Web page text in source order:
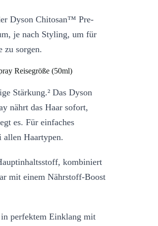
Dyson Chitosan™ Pre-
je nach Styling, um für
zu sorgen.
Reisegröße (50ml)
Stärkung.² Das Dyson
nährt das Haar sofort,
es. Für einfaches
allen Haartypen.
kombiniert
mit einem Nährstoff-Boost
perfektem Einklang mit